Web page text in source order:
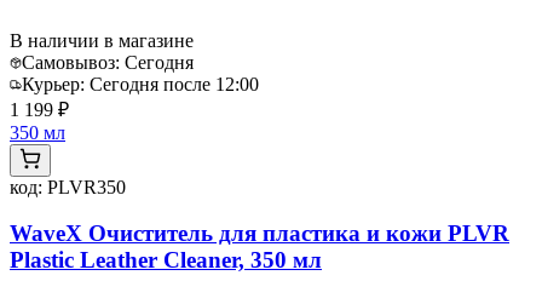
В наличии в магазине
Самовывоз: Сегодня
Курьер: Сегодня после 12:00
1 199 ₽
350 мл
код: PLVR350
WaveX Очиститель для пластика и кожи PLVR
Plastic Leather Cleaner, 350 мл